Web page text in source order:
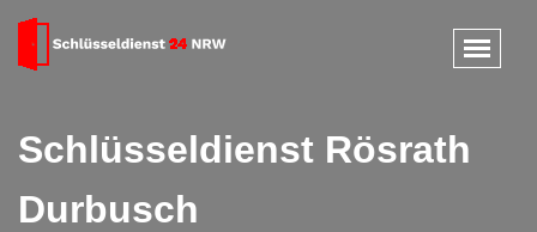
Schlüsseldienst Rösrath
Durbusch